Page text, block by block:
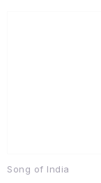
Song of India